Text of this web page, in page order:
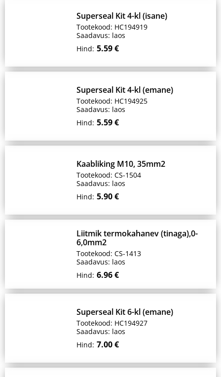
Superseal Kit 4-kl (isane)
Tootekood: HC194919
Saadavus: laos
Hind: 5.59 €
Superseal Kit 4-kl (emane)
Tootekood: HC194925
Saadavus: laos
Hind: 5.59 €
Kaabliking M10, 35mm2
Tootekood: CS-1504
Saadavus: laos
Hind: 5.90 €
Liitmik termokahanev (tinaga),0-
6,0mm2
Tootekood: CS-1413
Saadavus: laos
Hind: 6.96 €
Superseal Kit 6-kl (emane)
Tootekood: HC194927
Saadavus: laos
Hind: 7.00 €